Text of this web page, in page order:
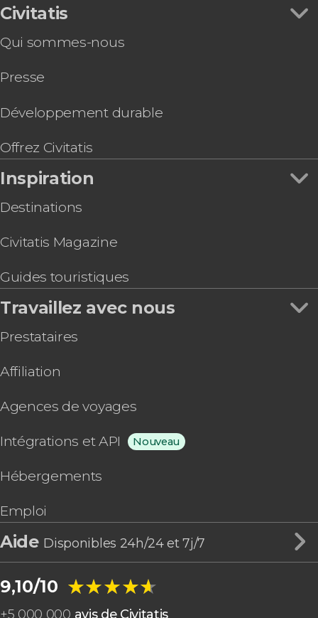
Spectacles de flamenco à Séville
Bus touristiques à Séville
Excursions d'une journée depuis Séville
Setas de Séville : billet pour le Metropol Parasol
Billet pour le Palacio de las Dueñas avec
Balade en Segway dans Séville
Location de Kayak à Séville
Visite de la cathédrale et de l'église du Sauveur
Balade privée en calèche dans Séville
Civitatis
Qui sommes-nous
Presse
Développement durable
Offrez Civitatis
Inspiration
Destinations
Civitatis Magazine
Guides touristiques
Travaillez avec nous
Prestataires
Affiliation
Agences de voyages
Intégrations et API Nouveau
Hébergements
Emploi
Aide Disponibles 24h/24 et 7j/7
9,10/10 ★★★★★
★★★★★
+5 000 000 avis de Civitatis